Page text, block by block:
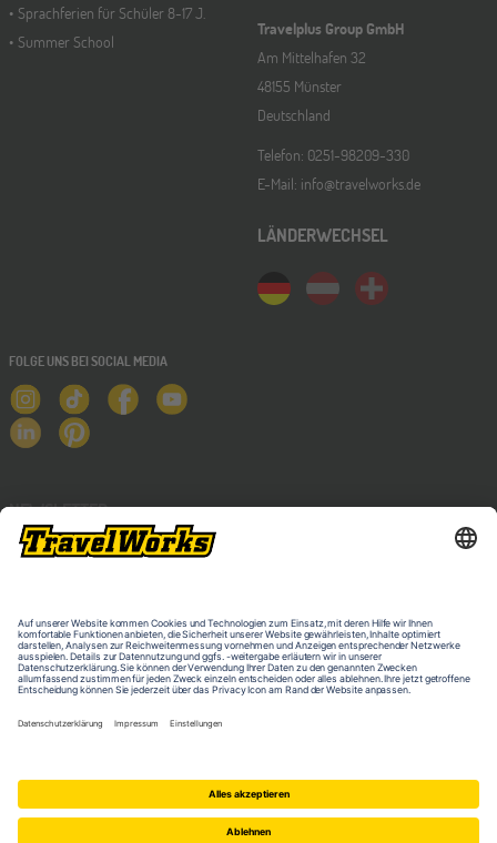
Schüleraustausch-Infoabend (Nordamerika)
17
OKT
Stuttgart
28 ONLINE
07
NOV
Bochum
Jugendbildungsmesse JuBi
07
NOV
Berlin
Jugendbildungsmesse JuBi
Sprachferien für Schüler 8-17 J.
Summer School
Travelplus Group GmbH
Am Mittelhafen 32
48155 Münster
Deutschland
Telefon: 0251-98209-330
E-Mail: info@travelworks.de
LÄNDERWECHSEL
FOLGE UNS BEI SOCIAL MEDIA
NEWSLETTER